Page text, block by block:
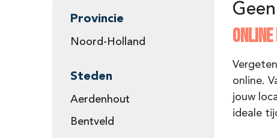
Provincie
Noord-Holland
Steden
Aerdenhout
Bentveld
online.
jouw
ideale